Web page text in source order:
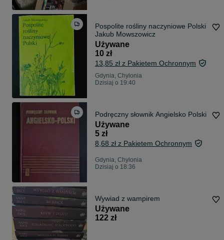
Pospolite rośliny naczyniowe Polski
Jakub Mowszowicz
Używane
10 zł
13,85 zł z Pakietem Ochronnym
Gdynia, Chylonia
Dzisiaj o 19:40
Podręczny słownik Angielsko Polski
Używane
5 zł
8,68 zł z Pakietem Ochronnym
Gdynia, Chylonia
Dzisiaj o 18:36
Wywiad z wampirem
Używane
122 zł